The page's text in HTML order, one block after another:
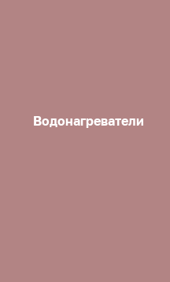
Водонагреватели